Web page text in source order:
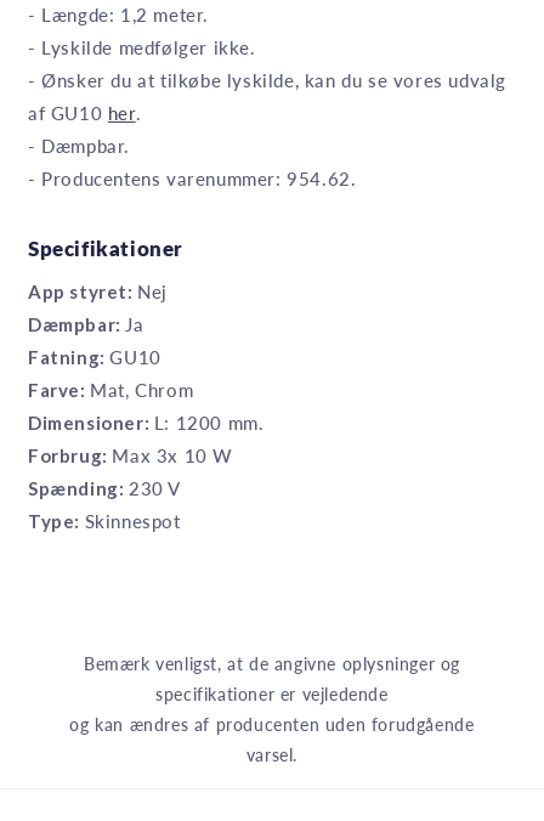
- Længde: 1,2 meter.
- Lyskilde medfølger ikke.
- Ønsker du at tilkøbe lyskilde, kan du se vores udvalg
af GU10 her.
- Dæmpbar.
- Producentens varenummer: 954.62.
Specifikationer
App styret: Nej
Dæmpbar: Ja
Fatning:GU10
Farve: Mat, Chrom
Dimensioner: L: 1200 mm.
Forbrug: Max 3x 10 W
Spænding: 230 V
Type: Skinnespot
Bemærk venligst, at de angivne oplysninger og
specifikationer er vejledende
og kan ændres af producenten uden forudgående
varsel.